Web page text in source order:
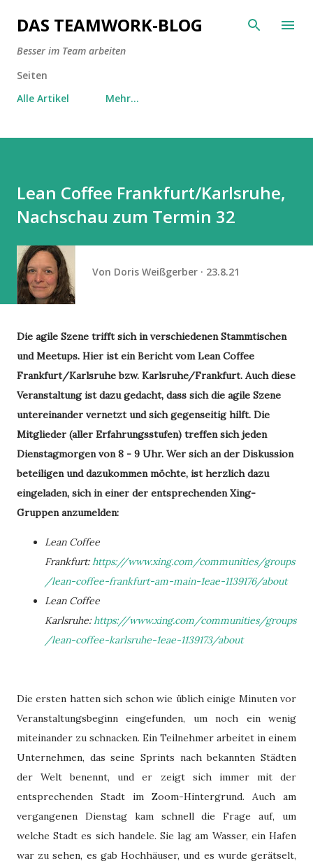
Direkt zum Hauptbereich
DAS TEAMWORK-BLOG
Besser im Team arbeiten
Seiten
Alle Artikel
Mehr…
Lean Coffee Frankfurt/Karlsruhe,
Nachschau zum Termin 32
Von Doris Weißgerber 23.8.21
Die agile Szene trifft sich in verschiedenen Stammtischen
und Meetups. Hier ist ein Bericht vom Lean Coffee
Frankfurt/Karlsruhe bzw. Karlsruhe/Frankfurt. Auch diese
Veranstaltung ist dazu gedacht, dass sich die agile Szene
untereinander vernetzt und sich gegenseitig hilft. Die
Mitglieder (aller Erfahrungsstufen) treffen sich jeden
Dienstagmorgen von 8 - 9 Uhr. Wer sich an der Diskussion
beteiligen und dazukommen möchte, ist herzlich dazu
eingeladen, sich in einer der entsprechenden Xing-
Gruppen anzumelden:
Lean Coffee
Frankfurt:https://www.xing.com/communities/groups
/lean-coffee-frankfurt-am-main-1eae-1139176/about
Lean Coffee
Karlsruhe:https://www.xing.com/communities/groups
/lean-coffee-karlsruhe-1eae-1139173/about
Die ersten hatten sich schon wie üblich einige Minuten vor
Veranstaltungsbeginn eingefunden, um noch ein wenig
miteinander zu schnacken. Ein Teilnehmer arbeitet in einem
Unternehmen, das seine Sprints nach bekannten Städten
der Welt benennt, und er zeigt sich immer mit der
entsprechenden Stadt im Zoom-Hintergrund. Auch am
vergangenen Dienstag kam schnell die Frage auf, um
welche Stadt es sich handele. Sie lag am Wasser, ein Hafen
war zu sehen, es gab Hochhäuser, und es wurde gerätselt,